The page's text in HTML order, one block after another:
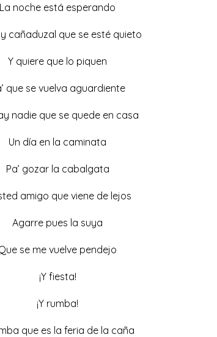
La noche está esperando
cañaduzal que se esté quieto
Y quiere que lo piquen
que se vuelva aguardiente
nadie que se quede en casa
Un día en la caminata
Pa’ gozar la cabalgata
amigo que viene de lejos
Agarre pues la suya
se me vuelve pendejo
¡Y fiesta!
¡Y rumba!
que es la feria de la caña